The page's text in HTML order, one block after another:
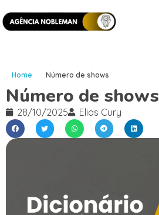
Home Número de shows
Número de shows
28/10/2025 Elias Cury